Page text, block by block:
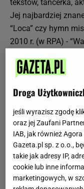
tekstów, tancerka,
Jej najbardziej
“Loca” czy hymn
2010 r. (w RPA) -
Data urodzenia:
Miejsce urodzenia:
Wzrost: 157 cm
Kolor oczu:
piwny
Shakira -
Shakira od
muzyką. Pierwszą
mocny,
występowanie w
Droga
jeśli wyrazisz zgodę
oraz jej Zaufani
IAB, jak również
Gazeta.pl sp. z o.o.,
takie jak adresy IP,
cookie lub inne
marketingowych, w